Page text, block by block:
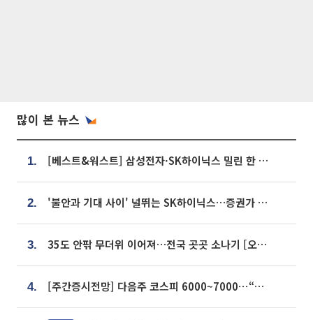
많이 본 뉴스
1. [베스트&워스트] 삼성전자·SK하이닉스 밀린 한 주…상상인증권은 85% 급등
2. '불안과 기대 사이' 널뛰는 SK하이닉스…증권가 "HBM4·LTA 기반 펀터멘털 견고"
3. 35도 안팎 무더위 이어져…전국 곳곳 소나기 [오늘 날씨]
4. [주간증시전망] 다음주 코스피 6000~7000⋯“外人 수급은 정책이 변수”